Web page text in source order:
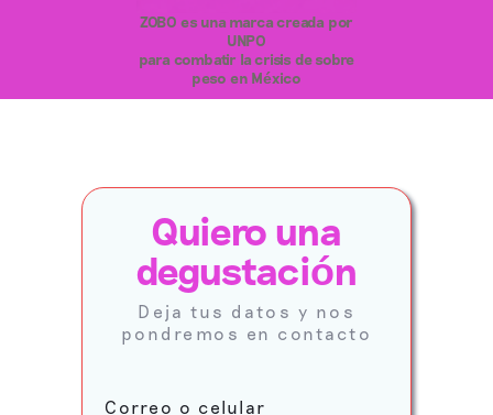
ZOBO es una marca creada por
UNPO
para combatir la crisis de sobre
peso en México
Quiero una
degustación
Deja tus datos y nos
pondremos en contacto